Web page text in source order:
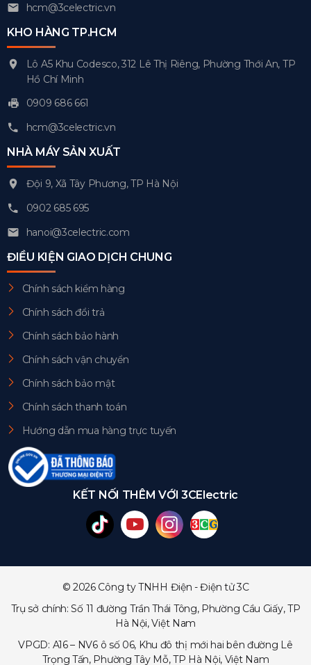
hcm@3celectric.vn
KHO HÀNG TP.HCM
Lô A5 Khu Codesco, 312 Lê Thị Riêng, Phường Thới An, TP
Hồ Chí Minh
0909 686 661
hcm@3celectric.vn
NHÀ MÁY SẢN XUẤT
Đội 9, Xã Tây Phương, TP Hà Nội
0902 685 695
hanoi@3celectric.com
ĐIỀU KIỆN GIAO DỊCH CHUNG
Chính sách kiểm hàng
Chính sách đổi trả
Chính sách bảo hành
Chính sách vận chuyển
Chính sách bảo mật
Chính sách thanh toán
Hướng dẫn mua hàng trực tuyến
KẾT NỐI THÊM VỚI 3CElectric
© 2026 Công ty TNHH Điện - Điện tử 3C
Trụ sở chính: Số 11 đường Trần Thái Tông, Phường Cầu Giấy, TP
Hà Nội, Việt Nam
VPGD: A16 – NV6 ô số 06, Khu đô thị mới hai bên đường Lê
Trọng Tấn, Phường Tây Mỗ, TP Hà Nội, Việt Nam